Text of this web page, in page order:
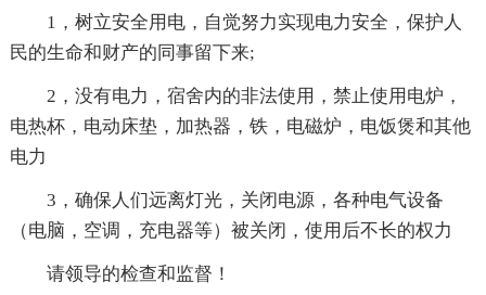
1，树立安全用电，自觉努力实现电力安全，保护人
民的生命和财产的同事留下来;
2，没有电力，宿舍内的非法使用，禁止使用电炉，
电热杯，电动床垫，加热器，铁，电磁炉，电饭煲和其他
电力
3，确保人们远离灯光，关闭电源，各种电气设备
（电脑，空调，充电器等）被关闭，使用后不长的权力
请领导的检查和监督！